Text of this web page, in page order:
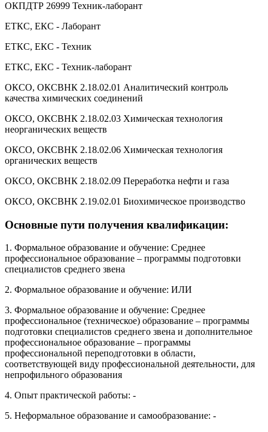
ОКПДТР 26999 Техник-лаборант
ЕТКС, ЕКС - Лаборант
ЕТКС, ЕКС - Техник
ЕТКС, ЕКС - Техник-лаборант
ОКСО, ОКСВНК 2.18.02.01 Аналитический контроль
качества химических соединений
ОКСО, ОКСВНК 2.18.02.03 Химическая технология
неорганических веществ
ОКСО, ОКСВНК 2.18.02.06 Химическая технология
органических веществ
ОКСО, ОКСВНК 2.18.02.09 Переработка нефти и газа
ОКСО, ОКСВНК 2.19.02.01 Биохимическое производство
Основные пути получения квалификации:
1. Формальное образование и обучение: Среднее
профессиональное образование – программы подготовки
специалистов среднего звена
2. Формальное образование и обучение: ИЛИ
3. Формальное образование и обучение: Среднее
профессиональное (техническое) образование – программы
подготовки специалистов среднего звена и дополнительное
профессиональное образование – программы
профессиональной переподготовки в области,
соответствующей виду профессиональной деятельности, для
непрофильного образования
4. Опыт практической работы: -
5. Неформальное образование и самообразование: -